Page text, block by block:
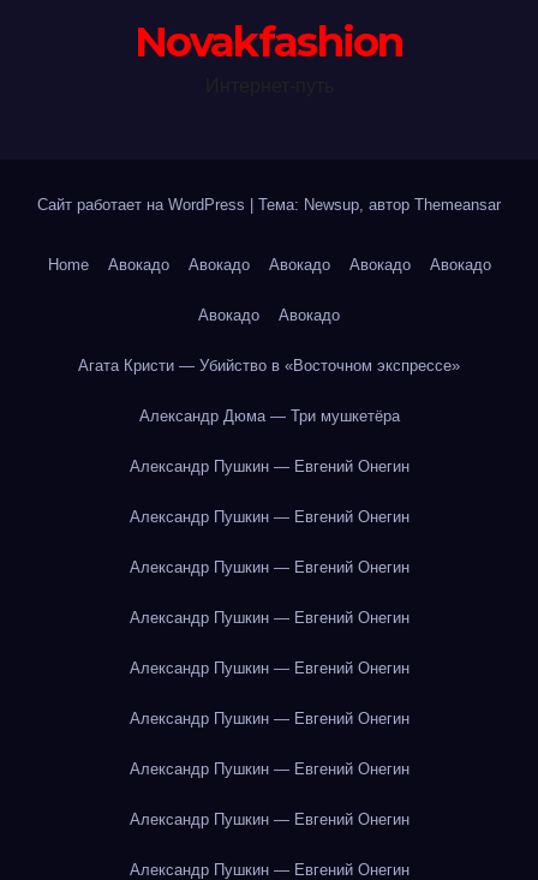
Novakfashion
Сайт работает на WordPress Тема: Newsup, автор Themeansar
Home Авокадо Авокадо Авокадо Авокадо Авокадо
Авокадо Авокадо
Агата Кристи — Убийство в «Восточном экспрессе»
Александр Дюма — Три мушкетёра
Александр Пушкин — Евгений Онегин
Александр Пушкин — Евгений Онегин
Александр Пушкин — Евгений Онегин
Александр Пушкин — Евгений Онегин
Александр Пушкин — Евгений Онегин
Александр Пушкин — Евгений Онегин
Александр Пушкин — Евгений Онегин
Александр Пушкин — Евгений Онегин
Александр Пушкин — Евгений Онегин